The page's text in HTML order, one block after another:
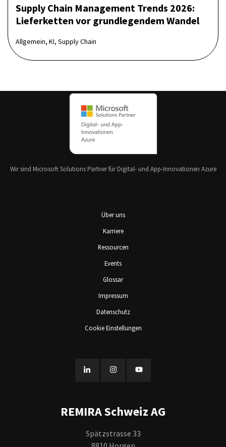
Supply Chain Management Trends 2026:
Lieferketten vor grundlegendem Wandel
Allgemein, KI, Supply Chain
Wir sind Microsoft Solutions Partner für Digital- und App-Innovationen Azure
Über uns
Karriere
Ressourcen
Events
Glossar
Impressum
Datenschutz
Cookie Einstellungen
REMIRA Schweiz AG
Spätzstrasse 33